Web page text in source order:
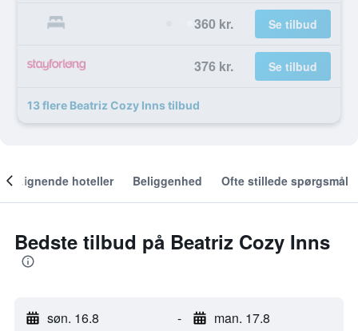
360 kr. Se tilbud
376 kr. Se tilbud
13 flere Beatriz Cozy Inns tilbud
Lignende hoteller Beliggenhed Ofte stillede spørgsmål
Bedste tilbud på Beatriz Cozy Inns
søn. 16.8 - man. 17.8